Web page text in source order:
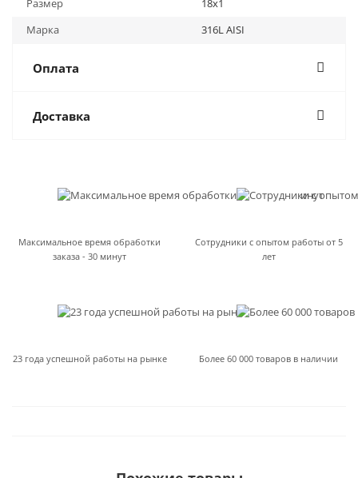
Размер
18х1
Марка
316L AISI
Оплата
Доставка
Максимальное время обработки
заказа - 30 минут
Сотрудники с опытом работы от 5
лет
23 года успешной работы на рынке Более 60 000 товаров в наличии